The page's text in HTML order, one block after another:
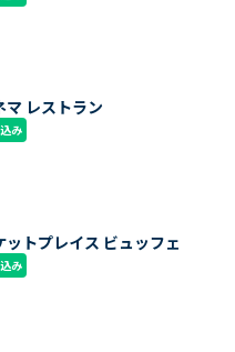
マ レストラン
み
ットプレイス ビュッフェ
み